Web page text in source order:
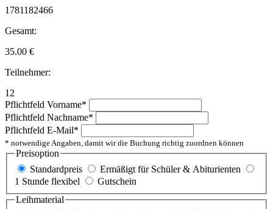
1781182466
Gesamt:
35.00 €
Teilnehmer:
12
Pflichtfeld Vorname*
Pflichtfeld Nachname*
Pflichtfeld E-Mail*
* notwendige Angaben, damit wir die Buchung richtig zuordnen können
Preisoption
Standardpreis
Ermäßigt für Schüler & Abiturienten
1 Stunde flexibel
Gutschein
Leihmaterial